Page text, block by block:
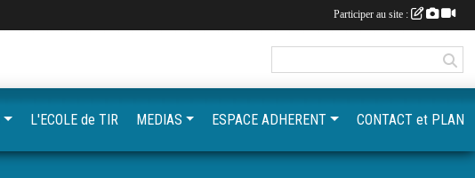
L'ECOLE de TIR MEDIAS ESPACE ADHERENT CONTACT et PLAN
Participer au site :